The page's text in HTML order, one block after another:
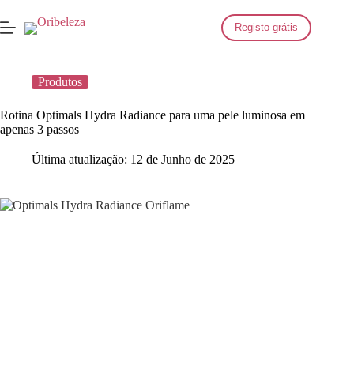
para
o
Registo grátis
Produtos
Rotina Optimals Hydra Radiance para uma pele luminosa em
apenas 3 passos
Última atualização: 12 de Junho de 2025